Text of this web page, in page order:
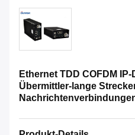
Ethernet TDD COFDM
Übermittler-lange